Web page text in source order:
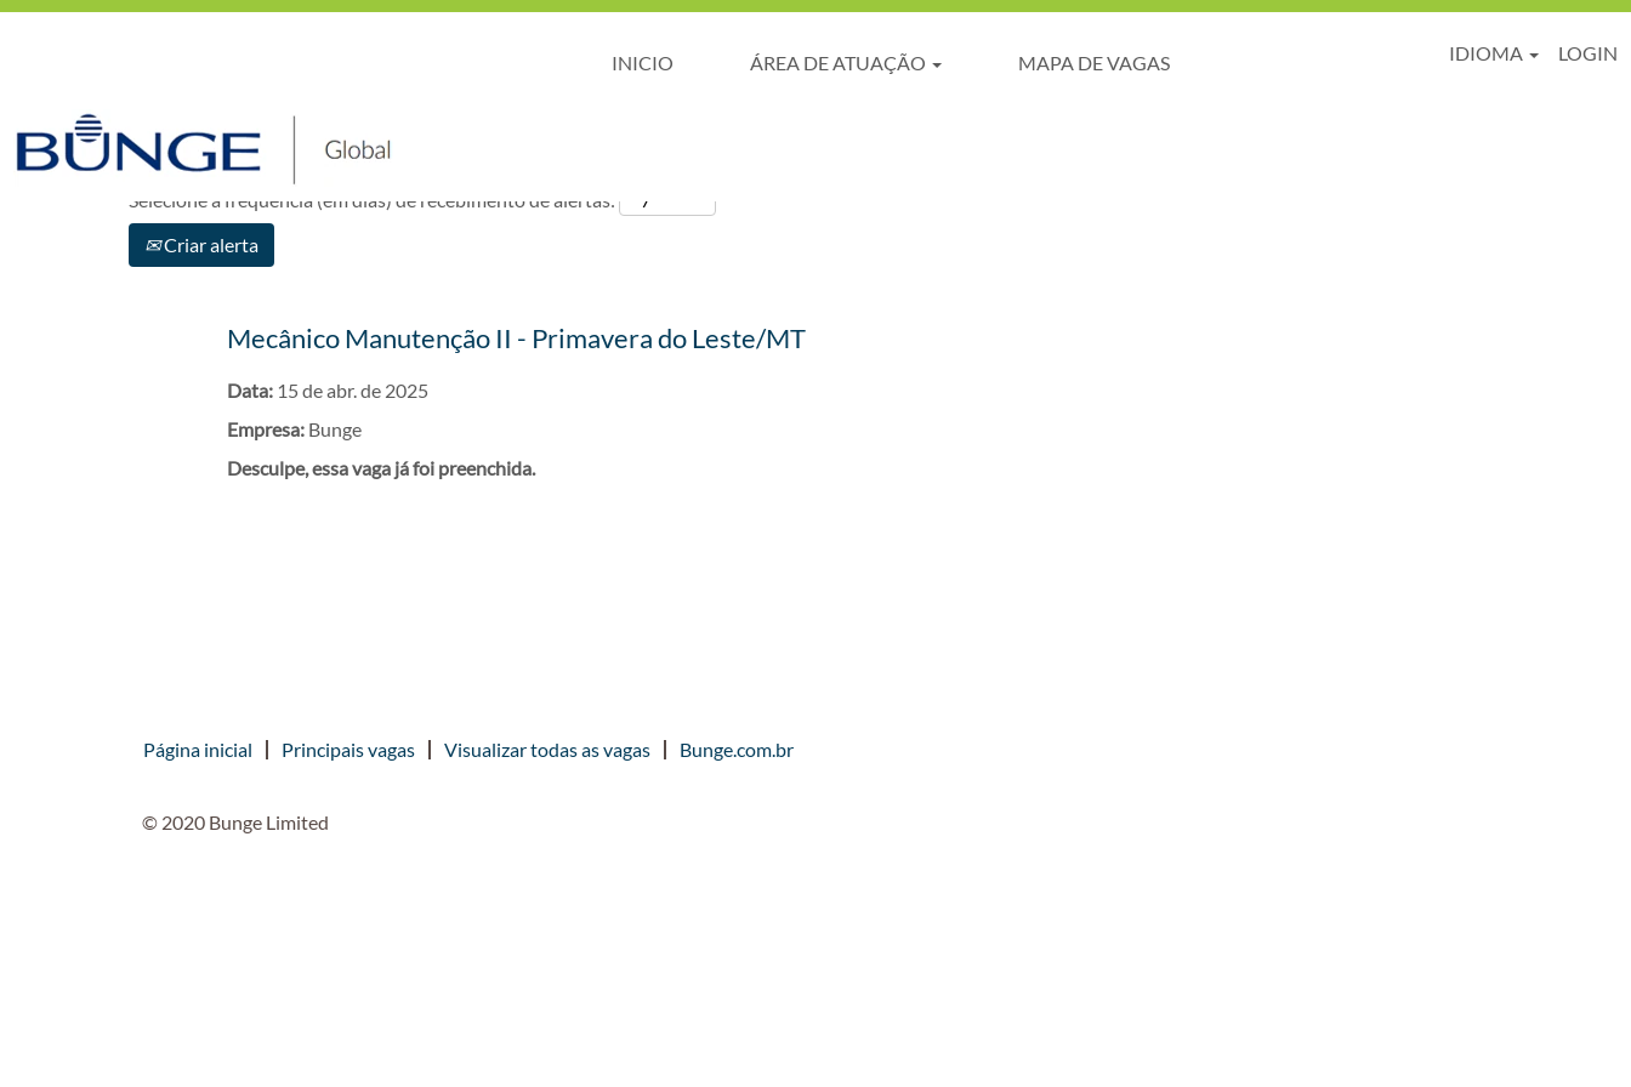
INICIO ÁREA DE ATUAÇÃO MAPA DE VAGAS IDIOMA
LOGIN
Selecione a frequência (em dias) de recebimento de alertas:
Criar alerta
Mecânico Manutenção II - Primavera do Leste/MT
Data: 15 de abr. de 2025
Empresa: Bunge
Desculpe, essa vaga já foi preenchida.
Página inicial Principais vagas Visualizar todas as vagas Bunge.com.br
© 2020 Bunge Limited